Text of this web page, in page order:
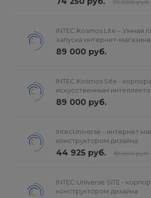
99 000 руб.
INTEC.Kosmos Lite – Умная
запуска интернет-магазина на редакции
«Старт»
89 000 руб.
INTEC.Kosmos Site -
искусственным
89 000 руб.
IntecUniverse - интернет
конструктором дизайна
44 925 руб. 59 900 руб.
INTEC.Universe SITE -
конструктором дизайна